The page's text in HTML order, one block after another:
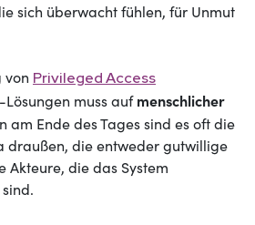
sich überwacht fühlen, für Unmut
von Privileged Access
Lösungen muss aufmenschlicher
am Ende des Tages sind es oft die
draußen, die entweder gutwillige
die das System